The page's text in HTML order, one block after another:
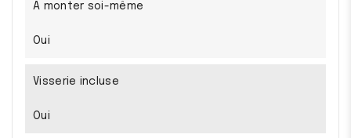
A monter soi-même
Oui
Visserie incluse
Oui